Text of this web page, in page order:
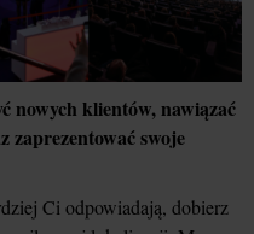
nowych klientów, nawiązać
zaprezentować swoje
Ci odpowiadają, dobierz